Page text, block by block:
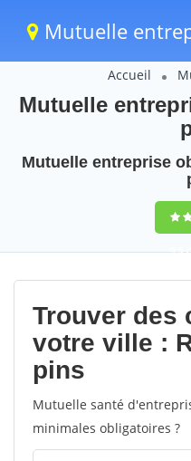
Mutuelle
Accueil
Mutuelle
Mutuelle entreprise
9,5
Trouver des
votre ville :
pins
Mutuelle santé
minimales obligatoires ?